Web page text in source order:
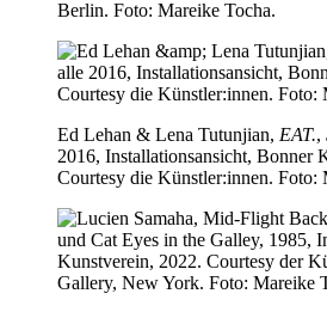
Berlin. Foto: Mareike Tocha.
Ed Lehan & Lena Tutunjian, EAT.,
2016, Installationsansicht, Bonner
Courtesy die Künstler:innen. Foto: